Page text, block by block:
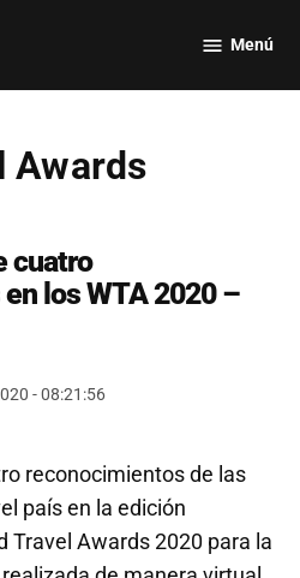
por Perú
Menú
Awards
cuatro
los WTA 2020 –
- 08:21:56
reconocimientos de las
país en la edición
Travel Awards 2020 para la